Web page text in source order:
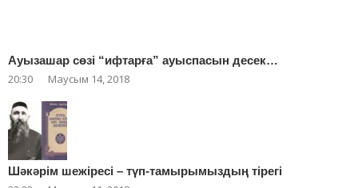
Ауызашар сөзі “ифтарға” ауыспасын десек…
20:30 Маусым 14, 2018
Шәкәрім шежіресі – түп-тамырымыздың тірегі